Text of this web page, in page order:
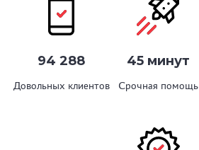
94 288
Довольных клиентов
45 минут
Срочная помощь